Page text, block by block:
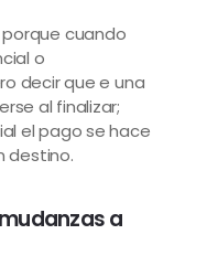
cuando
o
decir que e una
al finalizar;
el pago se hace
destino.
a